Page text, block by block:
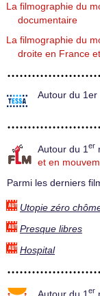
La filmographie du
documentaire
La filmographie du
droite en France
Autour du
Autour du 1 er
et en
Parmi les derniers
Utopie zéro
Presque libres
Hospital
Autour du 1 er